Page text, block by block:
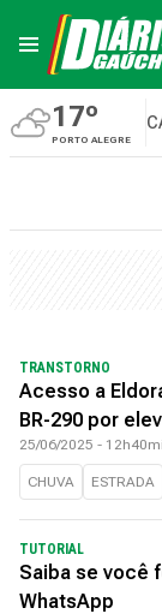
17º
PORTO ALEGRE
TRANSTORNO
Acesso a
BR-290 por
25/06/2025 -
CHUVA ESTRADA
TUTORIAL
Saiba se você
WhatsApp